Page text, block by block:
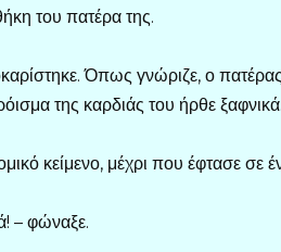
του πατέρα της.
Όπως γνώριζε, ο
της καρδιάς του ήρθε ξαφνικά.
κείμενο, μέχρι που έφτασε σε
– φώναξε.